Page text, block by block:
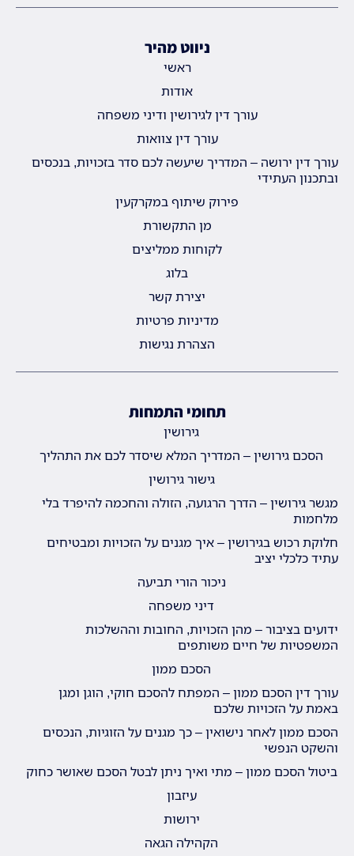
ניווט מהיר
ראשי
אודות
עורך דין לגירושין ודיני משפחה
עורך דין צוואות
עורך דין ירושה – המדריך שיעשה לכם סדר בזכויות, בנכסים
ובתכנון העתידי
פירוק שיתוף במקרקעין
מן התקשורת
לקוחות ממליצים
בלוג
יצירת קשר
מדיניות פרטיות
הצהרת נגישות
תחומי התמחות
גירושין
הסכם גירושין – המדריך המלא שיסדר לכם את התהליך
גישור גירושין
מגשר גירושין – הדרך הרגועה, הזולה והחכמה להיפרד בלי
מלחמות
חלוקת רכוש בגירושין – איך מגנים על הזכויות ומבטיחים
עתיד כלכלי יציב
ניכור הורי תביעה
דיני משפחה
ידועים בציבור – מהן הזכויות, החובות וההשלכות
המשפטיות של חיים משותפים
הסכם ממון
עורך דין הסכם ממון – המפתח להסכם חוקי, הוגן ומגן
באמת על הזכויות שלכם
הסכם ממון לאחר נישואין – כך מגנים על הזוגיות, הנכסים
והשקט הנפשי
ביטול הסכם ממון – מתי ואיך ניתן לבטל הסכם שאושר כחוק
עיזבון
ירושות
הקהילה הגאה